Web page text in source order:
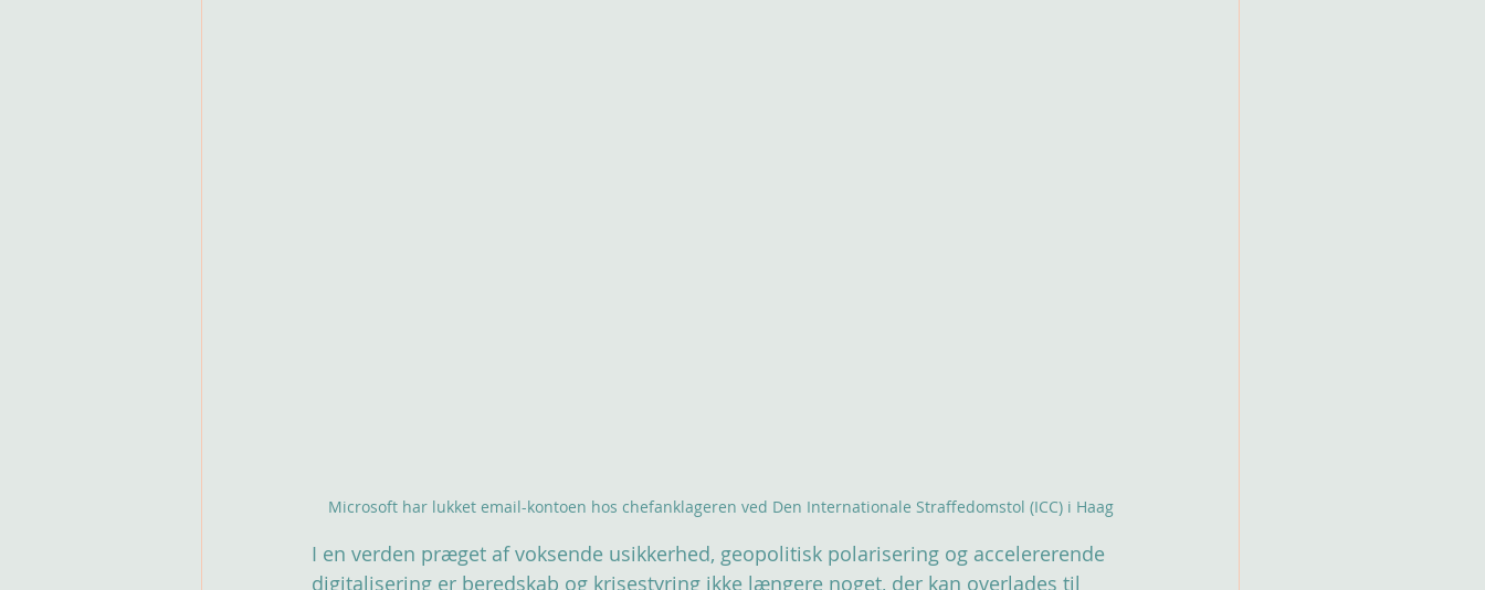
Microsoft har lukket email-kontoen hos chefanklageren ved Den Internationale Straffedomstol (ICC) i Haag
I en verden præget af voksende usikkerhed, geopolitisk polarisering og accelererende
digitalisering er beredskab og krisestyring ikke længere noget, der kan overlades til